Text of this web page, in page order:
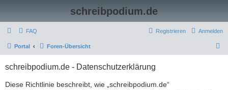
schreibpodium.de
FAQ Anmelden
Registrieren
Portal Foren-Übersicht
schreibpodium.de - Datenschutzerklärung
Diese Richtlinie beschreibt, wie „schreibpodium.de“